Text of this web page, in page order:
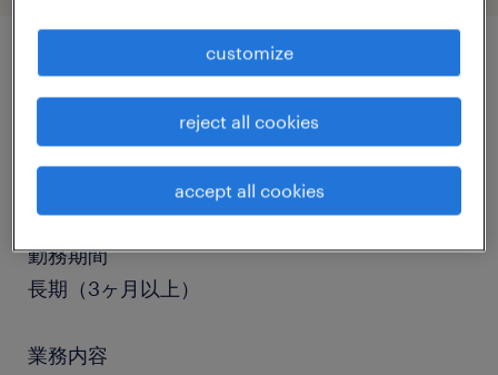
job details
職種
勤務期間
長期（3ヶ月以上）
業務内容
customize
reject all cookies
accept all cookies